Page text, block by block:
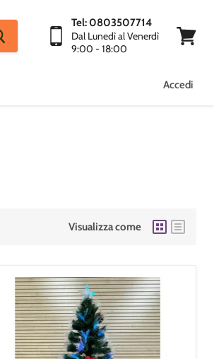
Tel: 0803507714
Dal Lunedì al Venerdì
9:00 - 18:00
Accedi
Visualizza come